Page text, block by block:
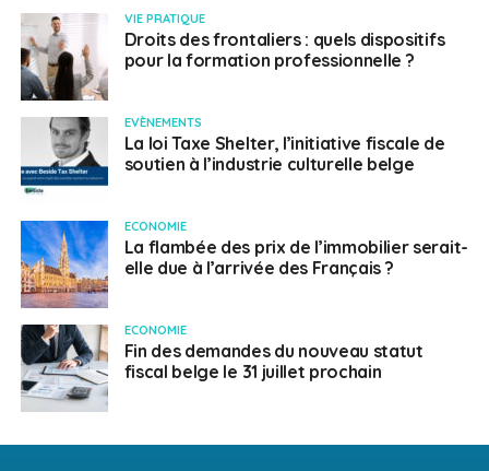
VIE PRATIQUE
Droits des frontaliers : quels dispositifs
pour la formation professionnelle ?
EVÈNEMENTS
La loi Taxe Shelter, l’initiative fiscale de
soutien à l’industrie culturelle belge
ECONOMIE
La flambée des prix de l’immobilier serait-
elle due à l’arrivée des Français ?
ECONOMIE
Fin des demandes du nouveau statut
fiscal belge le 31 juillet prochain